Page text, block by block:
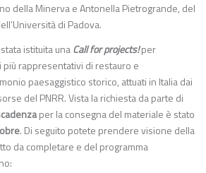
della Minerva e Antonella Pietrogrande, del
di Padova.
istituita unaCall for projects!per
rappresentativi di restauro e
paesaggistico storico, attuati in Italia dai
del PNRR. Vista la richiesta da parte di
per la consegna del materiale è stato
. Di seguito potete prendere visione della
da completare e del programma